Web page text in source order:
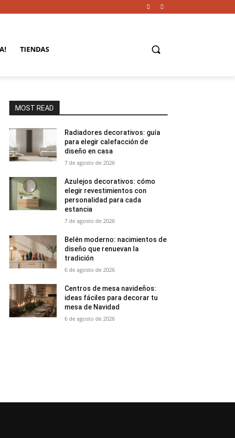
TIENDAS
MOST READ
Radiadores decorativos: guía
para elegir calefacción de
diseño en casa
7 de agosto de 2026
Azulejos decorativos: cómo
elegir revestimientos con
personalidad para cada
estancia
7 de agosto de 2026
Belén moderno: nacimientos de
diseño que renuevan la
tradición
6 de agosto de 2026
Centros de mesa navideños:
ideas fáciles para decorar tu
mesa de Navidad
6 de agosto de 2026